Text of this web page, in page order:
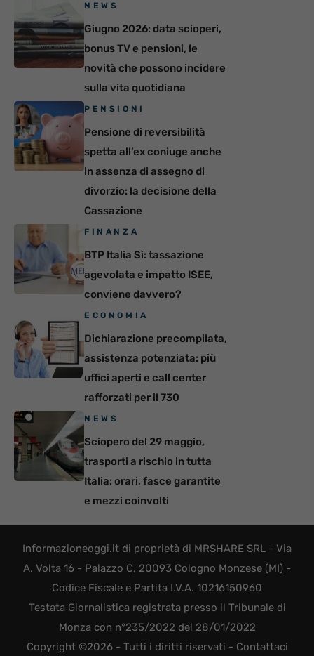
NEWS
Giugno 2026: data scioperi,
bonus TV e pensioni, le
novità che possono incidere
sulla vita quotidiana
PENSIONI
Pensione di reversibilità
spetta all’ex coniuge anche
in assenza di assegno di
divorzio: la decisione della
Cassazione
FINANZA
BTP Italia Sì: tassazione
agevolata e impatto ISEE,
conviene davvero?
ECONOMIA
Dichiarazione precompilata,
assistenza potenziata: più
uffici aperti e call center
rafforzati per il 730
NEWS
Sciopero del 29 maggio,
trasporti a rischio in tutta
Italia: orari, fasce garantite
e mezzi coinvolti
Informazioneoggi.it di proprietà di MRSHARE SRL - Via
A. Volta 16 - Palazzo C, 20093 Cologno Monzese (MI) -
Codice Fiscale e Partita I.V.A. 10216150960
Testata Giornalistica registrata presso il Tribunale di
Monza con n°235/2022 del 28/01/2022
Copyright ©2026 - Tutti i diritti riservati - Contattaci